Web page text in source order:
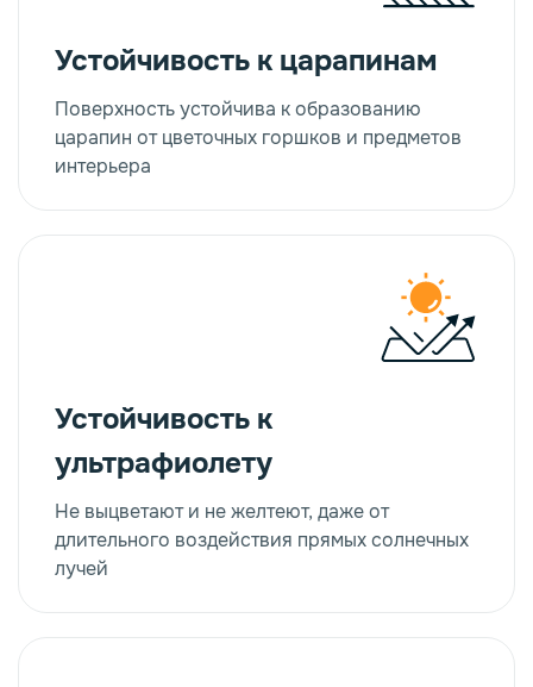
Стык (оригинал)
от 380 ₽
В
Устойчивость к царапинам
Поверхность устойчива к образованию
царапин от цветочных горшков и предметов
интерьера
Устойчивость к
ультрафиолету
Не выцветают и не желтеют, даже от
длительного воздействия прямых солнечных
лучей